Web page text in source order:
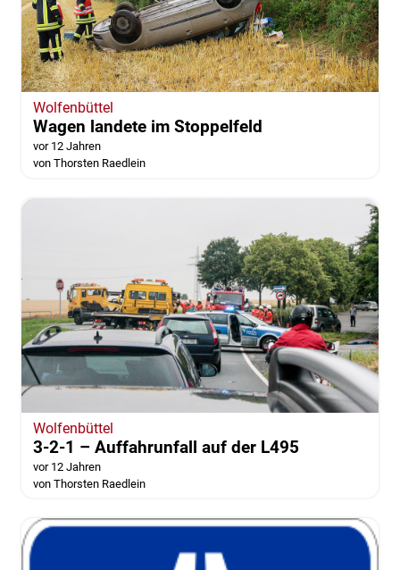
Wolfenbüttel
Wagen landete im Stoppelfeld
vor 12 Jahren
von Thorsten Raedlein
Wolfenbüttel
3-2-1 – Auffahrunfall auf der L495
vor 12 Jahren
von Thorsten Raedlein